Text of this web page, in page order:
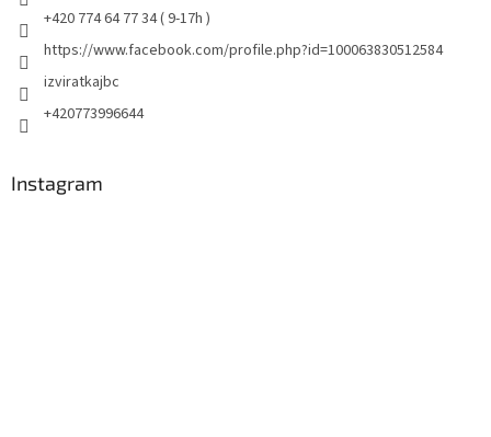
+420 774 64 77 34 ( 9-17h )
https://www.facebook.com/profile.php?id=100063830512584
izviratkajbc
+420773996644
Instagram